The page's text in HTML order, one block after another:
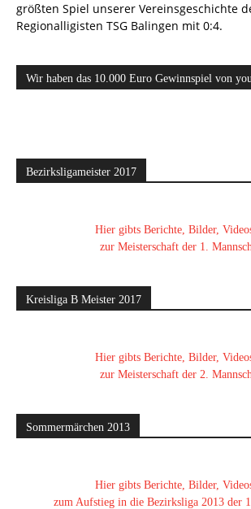
größten Spiel unserer Vereinsgeschichte
Regionalligisten TSG Balingen mit 0:4.
Wir haben das 10.000 Euro Gewinnspiel von
Bezirksligameister 2017
Hier gibts Berichte, Bilder,
zur Meisterschaft der 1.
Kreisliga B Meister 2017
Hier gibts Berichte, Bilder,
zur Meisterschaft der 2.
Sommermärchen 2013
Hier gibts Berichte, Bilder,
zum Aufstieg in die Bezirksliga 2013 der